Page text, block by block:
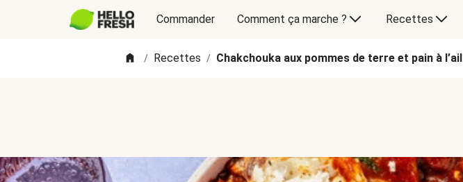
Commander Comment ça marche ? Recettes
/ Recettes / Chakchouka aux pommes de terre et pain à l’ail